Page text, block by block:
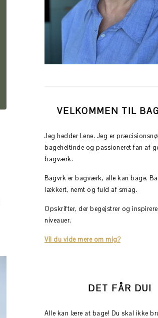
VELKOMMEN TIL
Jeg hedder Lene. Jeg er
bageheltinde og passioneret fan af
bagværk.
Bagvrk er bagværk, alle kan bage.
lækkert, nemt og fuld af smag.
Opskrifter, der begejstrer og
niveauer.
Vil du vide mere om mig?
DET FÅR DU!
Alle kan lære at bage! Du skal ikke